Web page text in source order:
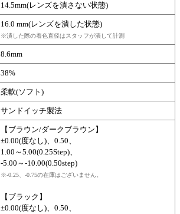
14.5mm(レンズを潰さない状態)
16.0 mm(レンズを潰した状態)
※潰した際の着色直径はスタッフが潰して計測
8.6mm
38%
柔軟(ソフト)
サンドイッチ製法
【ブラウン/ダークブラウン】
±0.00(度なし)、0.50、
1.00～5.00(0.25Step)、
-5.00～-10.00(0.50step)
※-0.25、-0.75の在庫はございません。
【ブラック】
±0.00(度なし)、0.50、